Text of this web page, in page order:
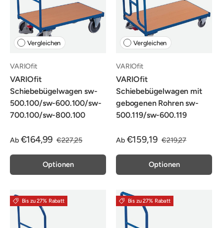
Vergleichen
VARIOfit
VARIOfit
Schiebebügelwagen sw-
500.100/sw-600.100/sw-
700.100/sw-800.100
Ab €164,99 €227,25
Optionen
Vergleichen
VARIOfit
VARIOfit
Schiebebügelwagen mit
gebogenen Rohren sw-
500.119/sw-600.119
Ab €159,19 €219,27
Optionen
Bis zu 27% Rabatt Bis zu 27% Rabatt